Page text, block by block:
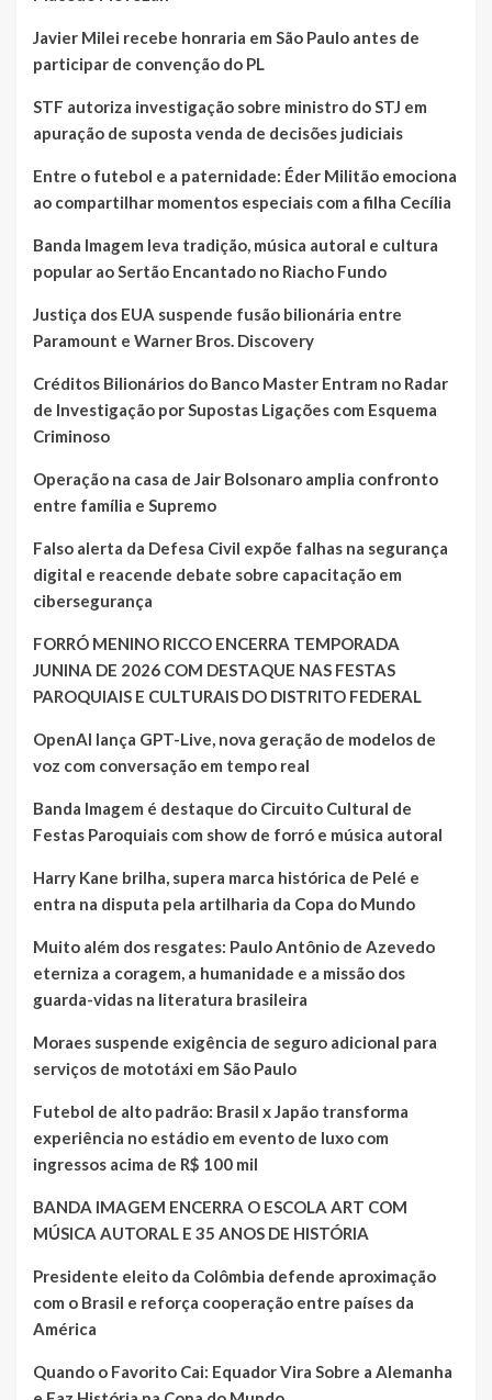
Javier Milei recebe honraria em São Paulo antes de
participar de convenção do PL
STF autoriza investigação sobre ministro do STJ em
apuração de suposta venda de decisões judiciais
Entre o futebol e a paternidade: Éder Militão emociona
ao compartilhar momentos especiais com a filha Cecília
Banda Imagem leva tradição, música autoral e cultura
popular ao Sertão Encantado no Riacho Fundo
Justiça dos EUA suspende fusão bilionária entre
Paramount e Warner Bros. Discovery
Créditos Bilionários do Banco Master Entram no Radar
de Investigação por Supostas Ligações com Esquema
Criminoso
Operação na casa de Jair Bolsonaro amplia confronto
entre família e Supremo
Falso alerta da Defesa Civil expõe falhas na segurança
digital e reacende debate sobre capacitação em
cibersegurança
FORRÓ MENINO RICCO ENCERRA TEMPORADA
JUNINA DE 2026 COM DESTAQUE NAS FESTAS
PAROQUIAIS E CULTURAIS DO DISTRITO FEDERAL
OpenAI lança GPT-Live, nova geração de modelos de
voz com conversação em tempo real
Banda Imagem é destaque do Circuito Cultural de
Festas Paroquiais com show de forró e música autoral
Harry Kane brilha, supera marca histórica de Pelé e
entra na disputa pela artilharia da Copa do Mundo
Muito além dos resgates: Paulo Antônio de Azevedo
eterniza a coragem, a humanidade e a missão dos
guarda-vidas na literatura brasileira
Moraes suspende exigência de seguro adicional para
serviços de mototáxi em São Paulo
Futebol de alto padrão: Brasil x Japão transforma
experiência no estádio em evento de luxo com
ingressos acima de R$ 100 mil
BANDA IMAGEM ENCERRA O ESCOLA ART COM
MÚSICA AUTORAL E 35 ANOS DE HISTÓRIA
Presidente eleito da Colômbia defende aproximação
com o Brasil e reforça cooperação entre países da
América
Quando o Favorito Cai: Equador Vira Sobre a Alemanha